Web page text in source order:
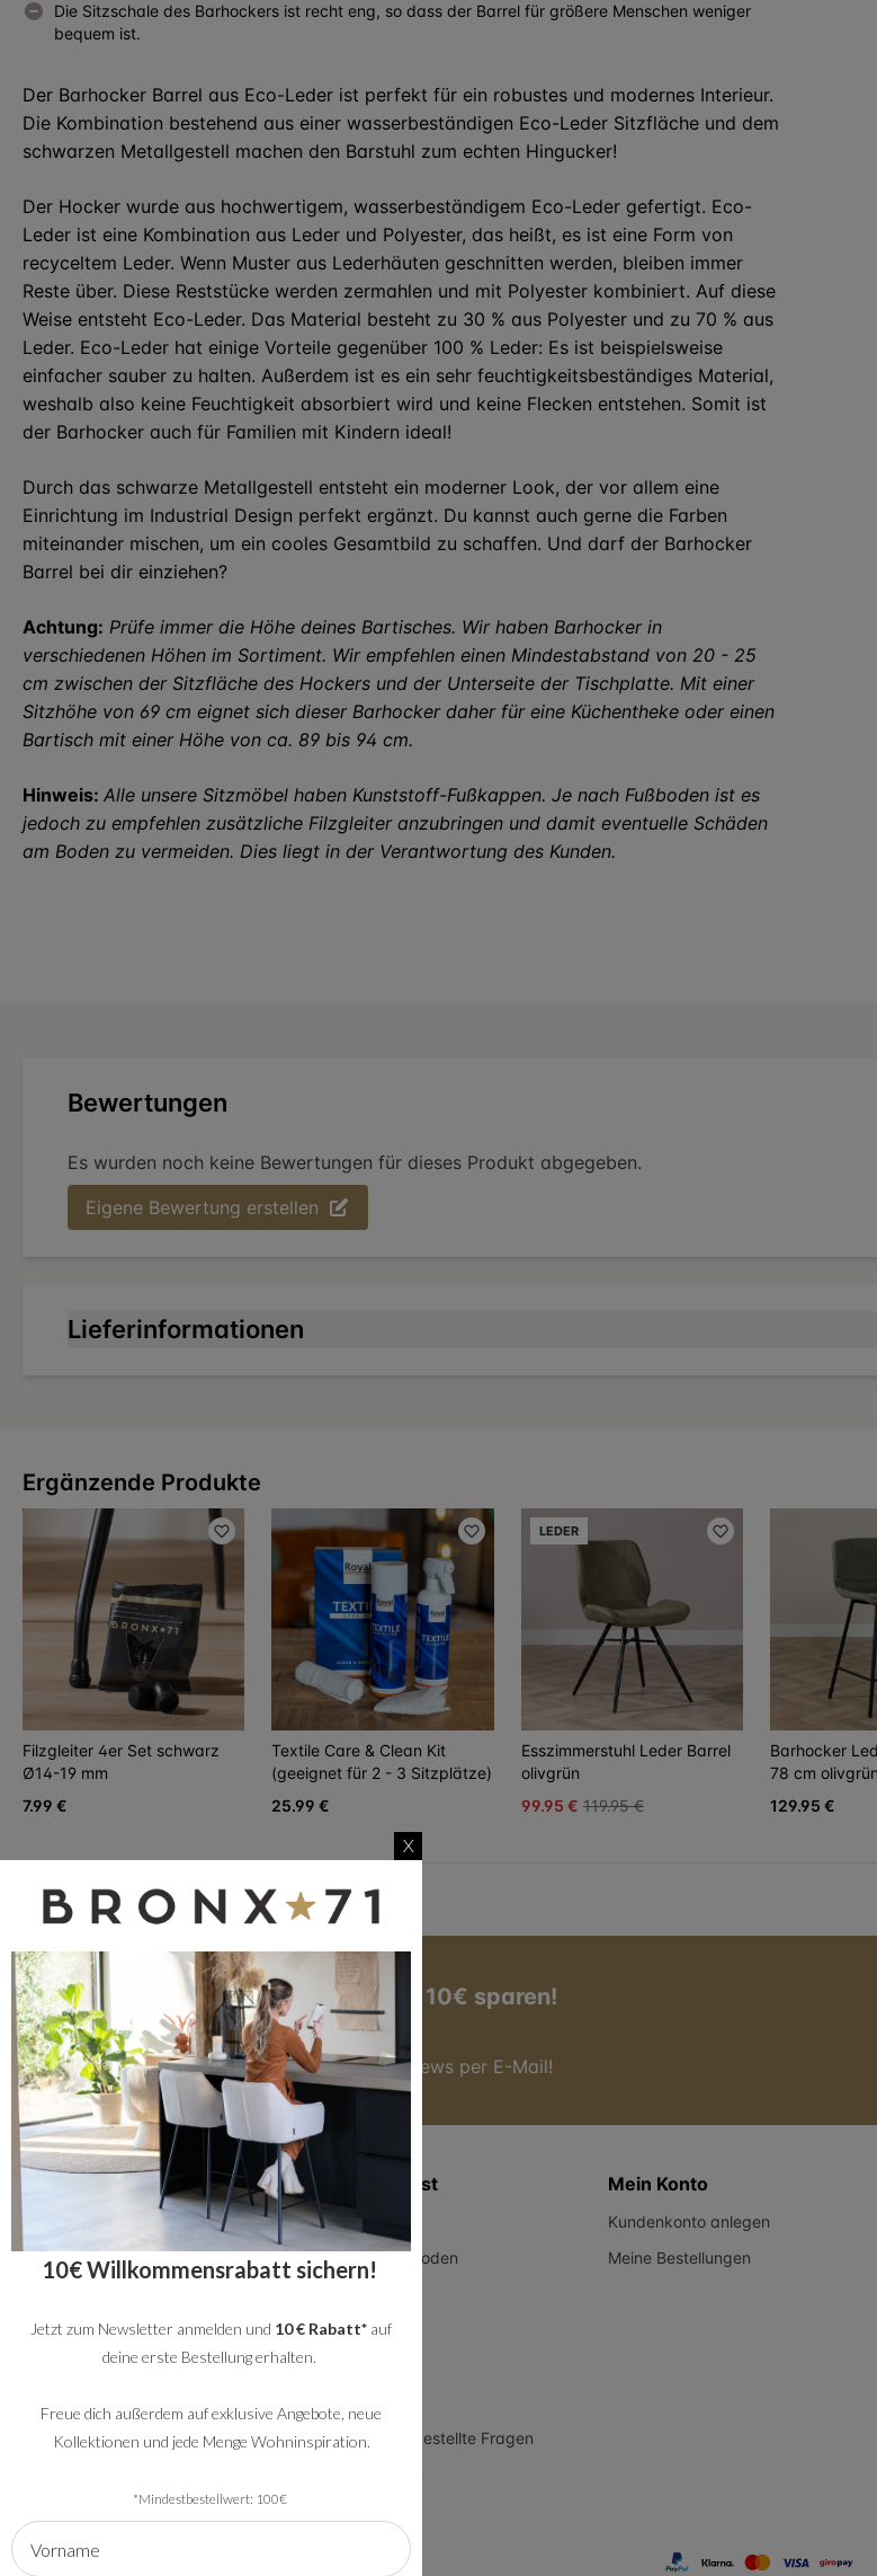
Die Sitzschale des Barhockers ist recht eng, so dass der Barrel für größere Menschen weniger
bequem ist.
Der Barhocker Barrel aus Eco-Leder ist perfekt für ein robustes und modernes Interieur.
Die Kombination bestehend aus einer wasserbeständigen Eco-Leder Sitzfläche und dem
schwarzen Metallgestell machen den Barstuhl zum echten Hingucker!
Der Hocker wurde aus hochwertigem, wasserbeständigem Eco-Leder gefertigt. Eco-
Leder ist eine Kombination aus Leder und Polyester, das heißt, es ist eine Form von
recyceltem Leder. Wenn Muster aus Lederhäuten geschnitten werden, bleiben immer
Reste über. Diese Reststücke werden zermahlen und mit Polyester kombiniert. Auf diese
Weise entsteht Eco-Leder. Das Material besteht zu 30 % aus Polyester und zu 70 % aus
Leder. Eco-Leder hat einige Vorteile gegenüber 100 % Leder: Es ist beispielsweise
einfacher sauber zu halten. Außerdem ist es ein sehr feuchtigkeitsbeständiges Material,
weshalb also keine Feuchtigkeit absorbiert wird und keine Flecken entstehen. Somit ist
der Barhocker auch für Familien mit Kindern ideal!
Durch das schwarze Metallgestell entsteht ein moderner Look, der vor allem eine
Einrichtung im Industrial Design perfekt ergänzt. Du kannst auch gerne die Farben
miteinander mischen, um ein cooles Gesamtbild zu schaffen. Und darf der Barhocker
Barrel bei dir einziehen?
Achtung: Prüfe immer die Höhe deines Bartisches. Wir haben Barhocker in
verschiedenen Höhen im Sortiment. Wir empfehlen einen Mindestabstand von 20 - 25
cm zwischen der Sitzfläche des Hockers und der Unterseite der Tischplatte. Mit einer
Sitzhöhe von 69 cm eignet sich dieser Barhocker daher für eine Küchentheke oder einen
Bartisch mit einer Höhe von ca. 89 bis 94 cm.
Hinweis: Alle unsere Sitzmöbel haben Kunststoff-Fußkappen. Je nach Fußboden ist es
jedoch zu empfehlen zusätzliche Filzgleiter anzubringen und damit eventuelle Schäden
am Boden zu vermeiden. Dies liegt in der Verantwortung des Kunden.
Bewertungen
Es wurden noch keine Bewertungen für dieses Produkt abgegeben.
Eigene Bewertung erstellen
Lieferinformationen
Ergänzende Produkte
Filzgleiter 4er Set schwarz
Ø14-19 mm
7.99 €
Textile Care & Clean Kit
(geeignet für 2 - 3 Sitzplätze)
25.99 €
LEDER
Esszimmerstuhl Leder Barrel
olivgrün
99.95 € 119.95 €
Barhocker
78 cm olivgrün
129.95 €
Jetzt zum Newsletter anmelden und 10€ sparen!
Hier anmelden
Du bekommst immer die besten Angebote & News per E-Mail!
Zusatzinformation
Geschäftskunden
Datenschutz
Arbeiten bei Bronx71
Kundendienst
Über uns
Zahlungsmethoden
Service
Rückversand
FAQ - häufig gestellte Fragen
Mein Konto
Kundenkonto anlegen
Meine Bestellungen
X
10€ Willkommensrabatt sichern!
Jetzt zum Newsletter anmelden und 10 € Rabatt* auf
deine erste Bestellung erhalten.
Freue dich außerdem auf exklusive Angebote, neue
Kollektionen und jede Menge Wohninspiration.
*Mindestbestellwert: 100€